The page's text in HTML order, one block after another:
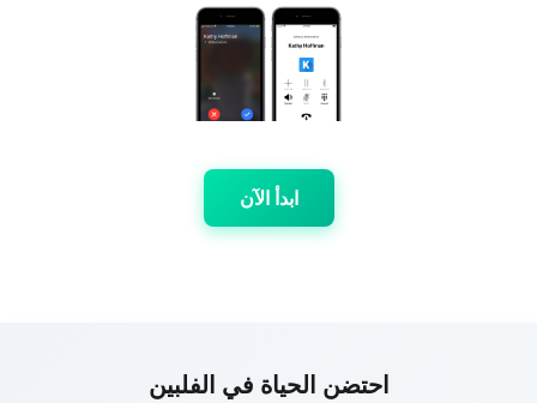
ابدأ الآن
احتضن الحياة في الفلبين